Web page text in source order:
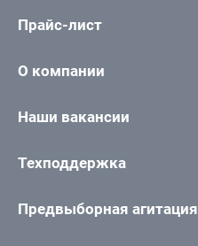
Прайс-лист
О компании
Наши вакансии
Техподдержка
Предвыборная агитация